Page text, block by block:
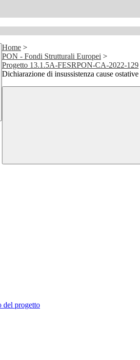
Home >
PON - Fondi Strutturali Europei >
Progetto 13.1.5A-FESRPON-CA-2022-129
Dichiarazione di insussistenza cause
del progetto